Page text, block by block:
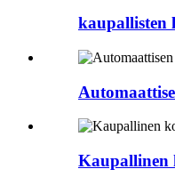
kaupallisten
Kaupallinen